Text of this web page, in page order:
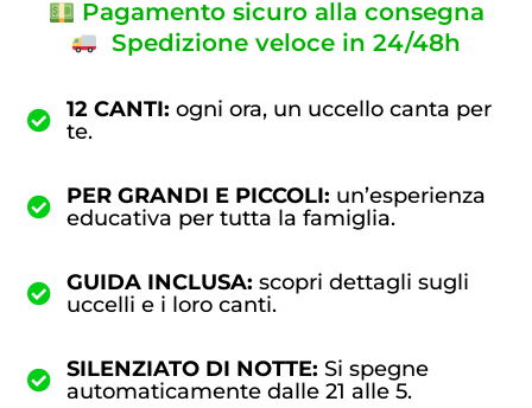
Pagamento sicuro alla consegna
Spedizione veloce in 24/48h
12 CANTI: ogni ora, un uccello canta per
te.
PER GRANDI E PICCOLI: un’esperienza
educativa per tutta la famiglia.
GUIDA INCLUSA: scopri dettagli sugli
uccelli e i loro canti.
SILENZIATO DI NOTTE: Si spegne
automaticamente dalle 21 alle 5.